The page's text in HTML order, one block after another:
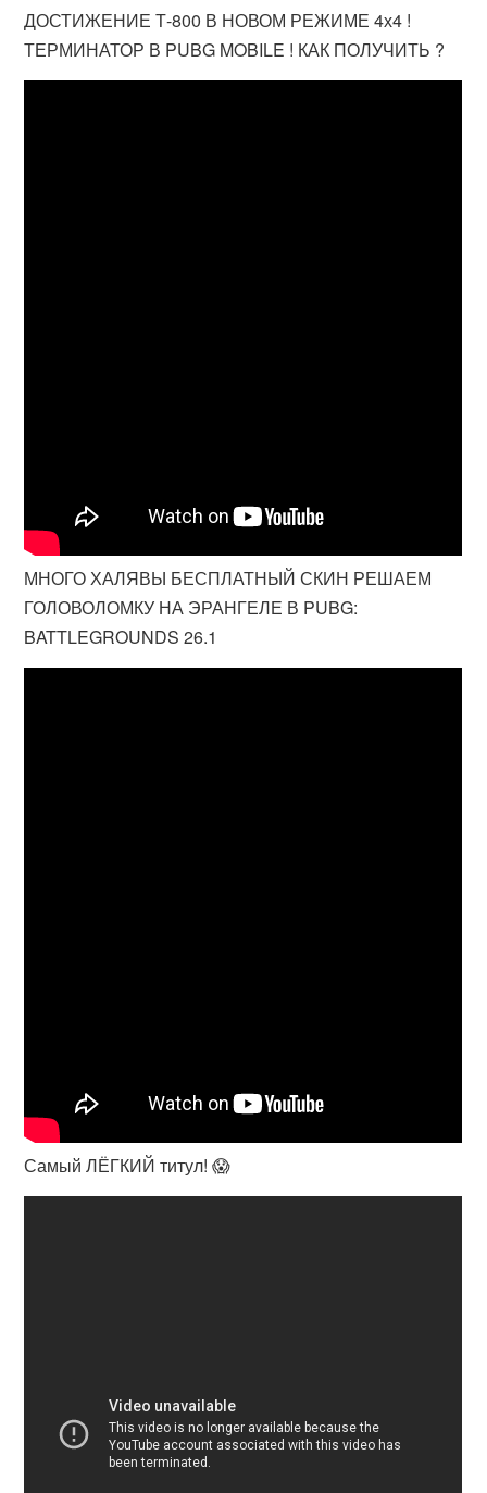
ДОСТИЖЕНИЕ Т-800 В НОВОМ РЕЖИМЕ 4х4 !
ТЕРМИНАТОР В PUBG MOBILE ! КАК ПОЛУЧИТЬ ?
МНОГО ХАЛЯВЫ БЕСПЛАТНЫЙ СКИН РЕШАЕМ
ГОЛОВОЛОМКУ НА ЭРАНГЕЛЕ В PUBG:
BATTLEGROUNDS 26.1
Самый ЛЁГКИЙ титул! 😱